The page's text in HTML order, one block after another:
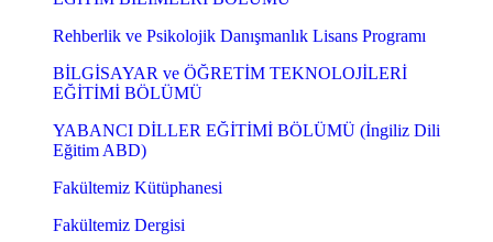
Rehberlik ve Psikolojik Danışmanlık Lisans Programı
BİLGİSAYAR ve ÖĞRETİM TEKNOLOJİLERİ
EĞİTİMİ BÖLÜMÜ
YABANCI DİLLER EĞİTİMİ BÖLÜMÜ (İngiliz Dili
Eğitim ABD)
Fakültemiz Kütüphanesi
Fakültemiz Dergisi